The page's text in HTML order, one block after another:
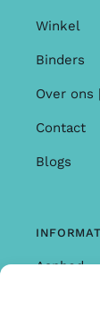
Winkel
Binders
Over ons
Contact
Blogs
Aanbod
Garantie